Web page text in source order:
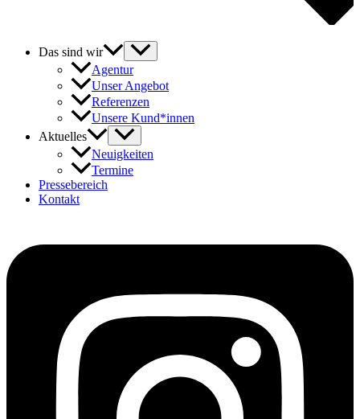
Das sind wir
Agentur
Unser Angebot
Referenzen
Unsere Kund*innen
Aktuelles
Neuigkeiten
Termine
Pressebereich
Kontakt